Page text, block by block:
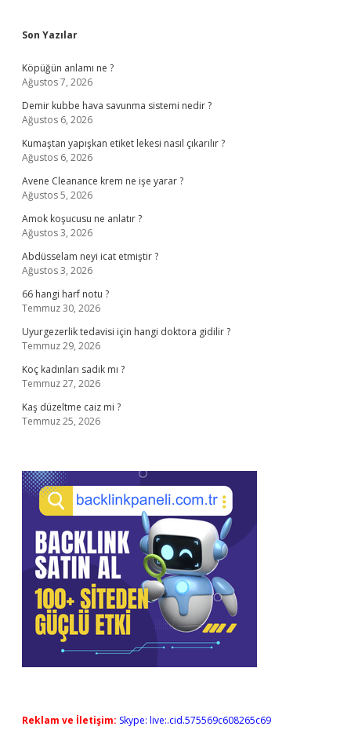
Sidebar
Son Yazılar
Köpüğün anlamı ne ?
Ağustos 7, 2026
Demir kubbe hava savunma sistemi nedir ?
Ağustos 6, 2026
Kumaştan yapışkan etiket lekesi nasıl çıkarılır ?
Ağustos 6, 2026
Avene Cleanance krem ne işe yarar ?
Ağustos 5, 2026
Amok koşucusu ne anlatır ?
Ağustos 3, 2026
Abdüsselam neyi icat etmiştir ?
Ağustos 3, 2026
66 hangi harf notu ?
Temmuz 30, 2026
Uyurgezerlik tedavisi için hangi doktora gidilir ?
Temmuz 29, 2026
Koç kadınları sadık mı ?
Temmuz 27, 2026
Kaş düzeltme caiz mi ?
Temmuz 25, 2026
Reklam ve İletişim: Skype: live:.cid.575569c608265c69